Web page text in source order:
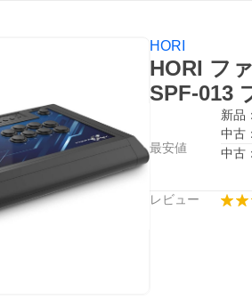
HORI
HORI フ
SPF-013
最安値
新品：
中古：
中古：
レビュー